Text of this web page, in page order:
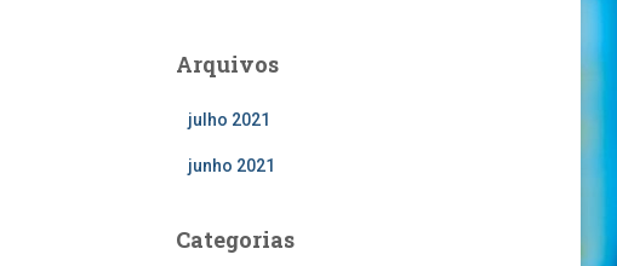
Arquivos
julho 2021
junho 2021
Categorias